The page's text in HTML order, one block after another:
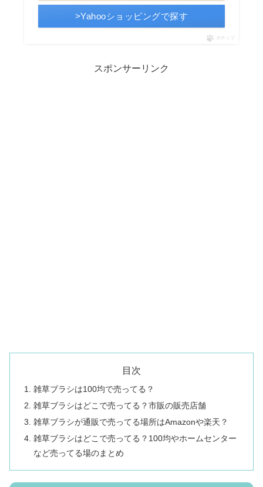
>Yahooショッピングで探す
ポチップ
スポンサーリンク
目次
雑草ブラシは100均で売ってる？
雑草ブラシはどこで売ってる？市販の販売店舗
雑草ブラシが通販で売ってる場所はAmazonや楽天？
雑草ブラシはどこで売ってる？100均やホームセンター
など売ってる場のまとめ